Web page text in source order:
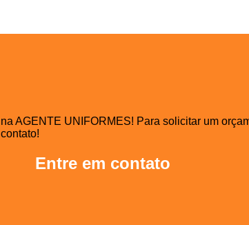
AGENTE UNIFORMES! Para solicitar um
Entre em contato